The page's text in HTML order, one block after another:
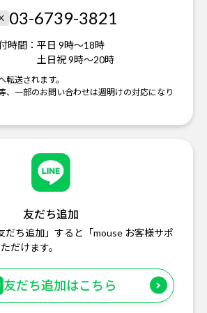
03-6739-3821
時間： 平日 9時～18時
土日祝 9時～20時
送されます。
、一部のお問い合わせは週明けの対応になり
友だち追加
だち追加」すると「mouse お客様サポ
だけます。
友だち追加はこちら